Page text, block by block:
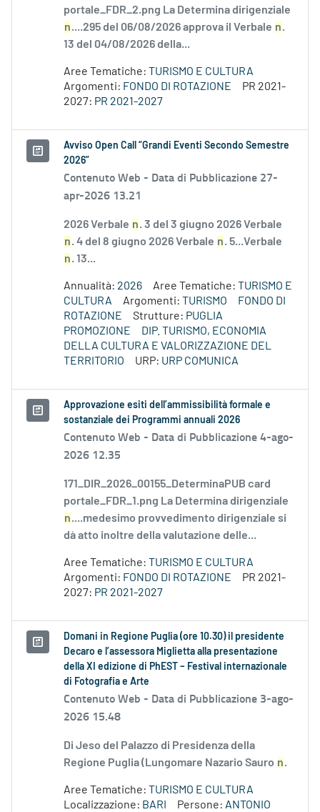
portale_FDR_2.png La Determina dirigenziale
n....295 del 06/08/2026 approva il Verbale n.
13 del 04/08/2026 della...
Aree Tematiche: TURISMO E CULTURA
Argomenti: FONDO DI ROTAZIONE
PR 2021-
2027: PR 2021-2027
Avviso Open Call “Grandi Eventi Secondo Semestre
2026”
Contenuto Web - Data di Pubblicazione 27-
apr-2026 13.21
2026 Verbale n. 3 del 3 giugno 2026 Verbale
n. 4 del 8 giugno 2026 Verbale n. 5...Verbale
n. 13...
Annualità: 2026 Aree Tematiche: TURISMO E
CULTURA
Argomenti: TURISMO
FONDO DI
ROTAZIONE
Strutture: PUGLIA
PROMOZIONE
DIP. TURISMO, ECONOMIA
DELLA CULTURA E VALORIZZAZIONE DEL
TERRITORIO
URP: URP COMUNICA
Approvazione esiti dell’ammissibilità formale e
sostanziale dei Programmi annuali 2026
Contenuto Web - Data di Pubblicazione 4-ago-
2026 12.35
171_DIR_2026_00155_DeterminaPUB card
portale_FDR_1.png La Determina dirigenziale
n....medesimo provvedimento dirigenziale si
dà atto inoltre della valutazione delle...
Aree Tematiche: TURISMO E CULTURA
Argomenti: FONDO DI ROTAZIONE
PR 2021-
2027: PR 2021-2027
Domani in Regione Puglia (ore 10.30) il presidente
Decaro e l’assessora Miglietta alla presentazione
della XI edizione di PhEST – Festival internazionale
di Fotografia e Arte
Contenuto Web - Data di Pubblicazione 3-ago-
2026 15.48
Di Jeso del Palazzo di Presidenza della
Regione Puglia (Lungomare Nazario Sauro n.
Aree Tematiche: TURISMO E CULTURA
Localizzazione: BARI Persone: ANTONIO